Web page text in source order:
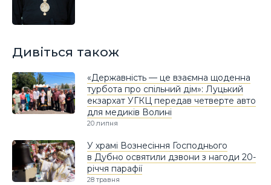
Дивіться також
«Державність — це взаємна щоденна
турбота про спільний дім»: Луцький
екзархат УГКЦ передав четверте авто
для медиків Волині
20 липня
У храмі Вознесіння Господнього
в Дубно освятили дзвони з нагоди 20-
річчя парафії
28 травня